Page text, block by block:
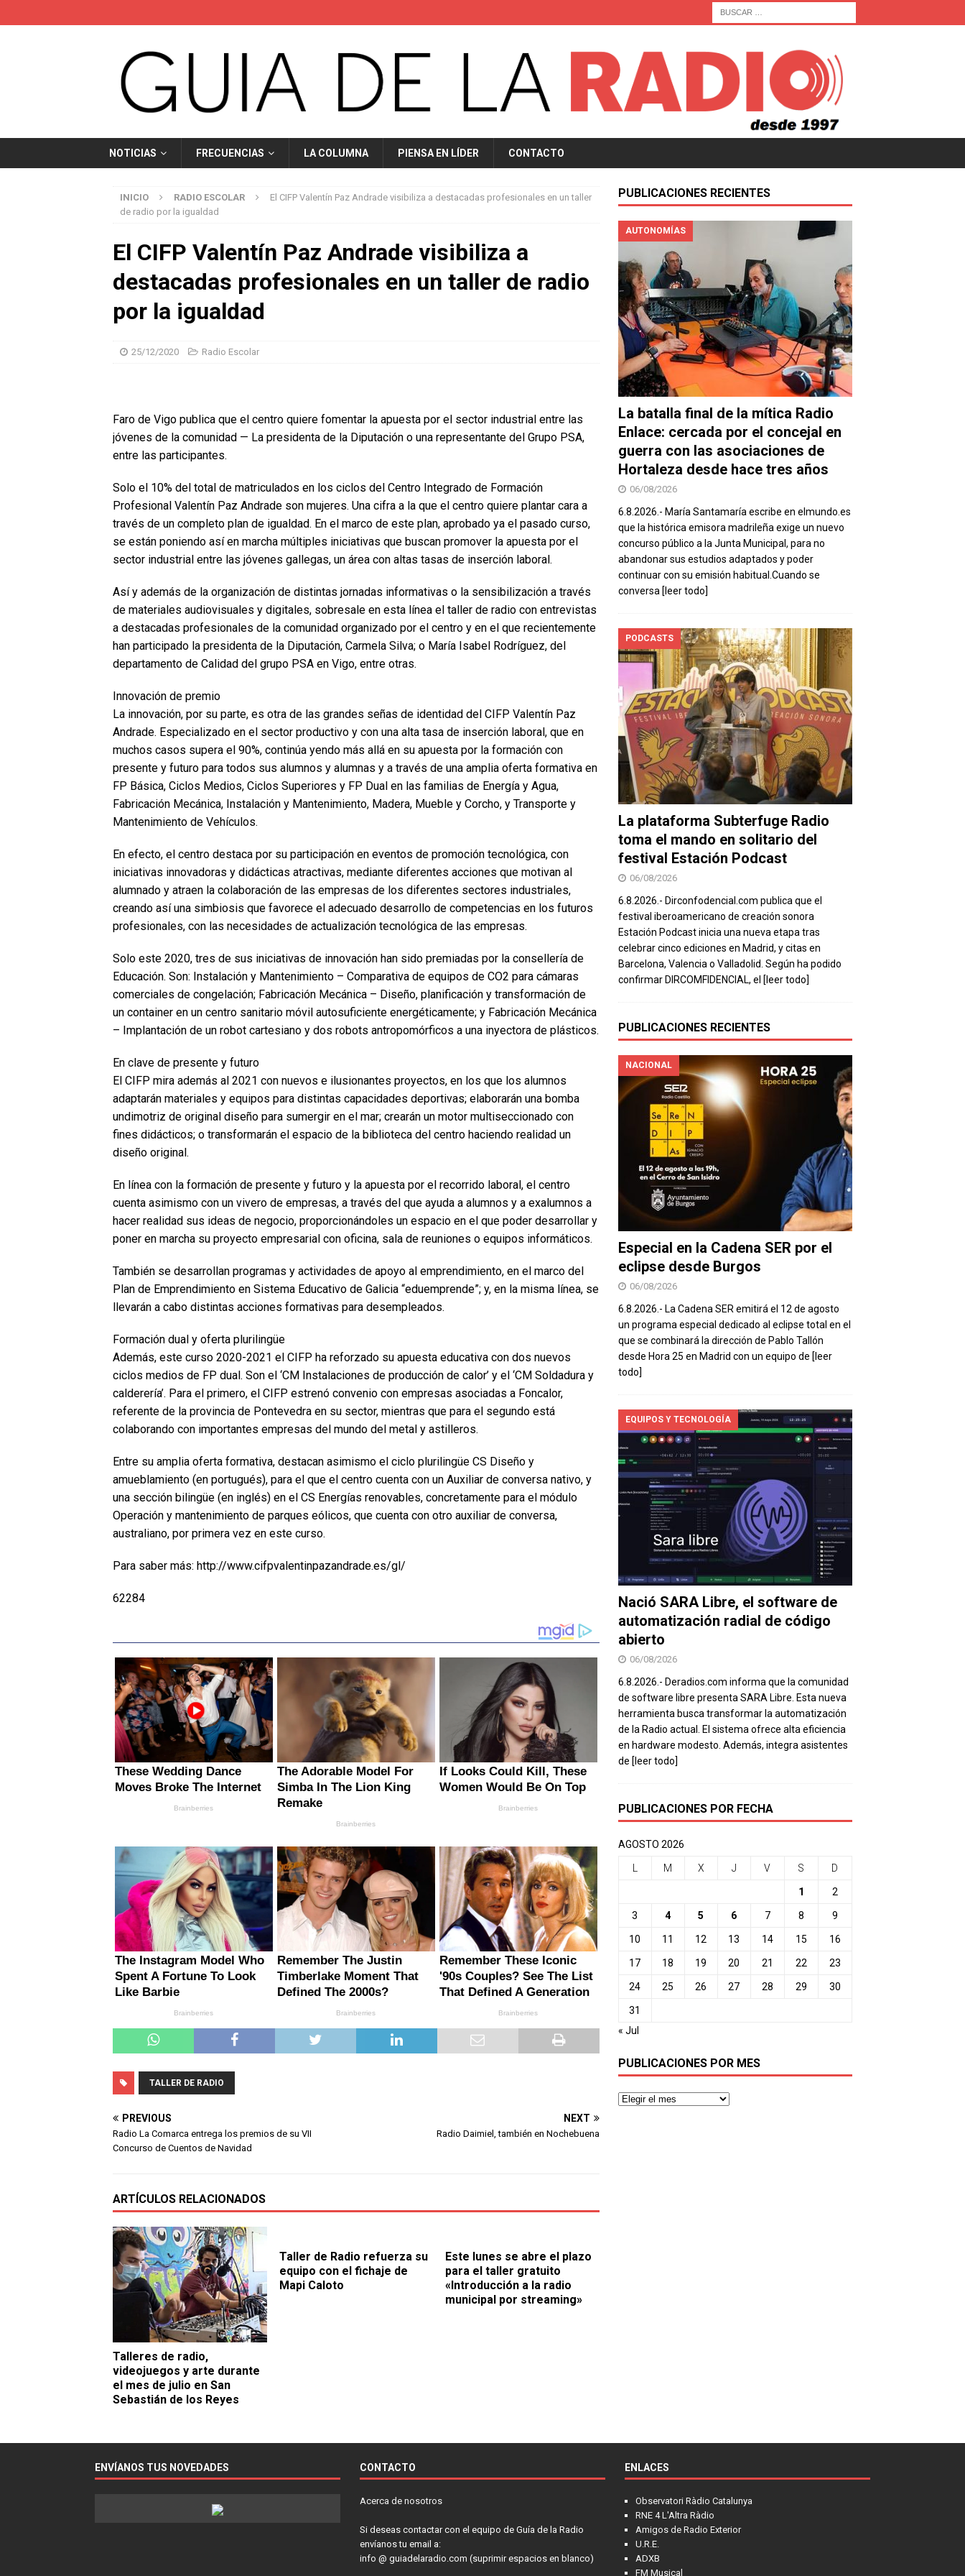
NOTICIAS FRECUENCIAS LA COLUMNA PIENSA EN LÍDER CONTACTO
INICIO RADIO ESCOLAR
El CIFP Valentín Paz Andrade visibiliza a destacadas profesionales en un taller
de radio por la igualdad
El CIFP Valentín Paz Andrade visibiliza a
destacadas profesionales en un taller de radio
por la igualdad
25/12/2020 Radio Escolar
Faro de Vigo publica que el centro quiere fomentar la apuesta por el sector industrial entre las
jóvenes de la comunidad — La presidenta de la Diputación o una representante del Grupo PSA,
entre las participantes.
Solo el 10% del total de matriculados en los ciclos del Centro Integrado de Formación
Profesional Valentín Paz Andrade son mujeres. Una cifra a la que el centro quiere plantar cara a
través de un completo plan de igualdad. En el marco de este plan, aprobado ya el pasado curso,
se están poniendo así en marcha múltiples iniciativas que buscan promover la apuesta por el
sector industrial entre las jóvenes gallegas, un área con altas tasas de inserción laboral.
Así y además de la organización de distintas jornadas informativas o la sensibilización a través
de materiales audiovisuales y digitales, sobresale en esta línea el taller de radio con entrevistas
a destacadas profesionales de la comunidad organizado por el centro y en el que recientemente
han participado la presidenta de la Diputación, Carmela Silva; o María Isabel Rodríguez, del
departamento de Calidad del grupo PSA en Vigo, entre otras.
Innovación de premio
La innovación, por su parte, es otra de las grandes señas de identidad del CIFP Valentín Paz
Andrade. Especializado en el sector productivo y con una alta tasa de inserción laboral, que en
muchos casos supera el 90%, continúa yendo más allá en su apuesta por la formación con
presente y futuro para todos sus alumnos y alumnas y a través de una amplia oferta formativa en
FP Básica, Ciclos Medios, Ciclos Superiores y FP Dual en las familias de Energía y Agua,
Fabricación Mecánica, Instalación y Mantenimiento, Madera, Mueble y Corcho, y Transporte y
Mantenimiento de Vehículos.
En efecto, el centro destaca por su participación en eventos de promoción tecnológica, con
iniciativas innovadoras y didácticas atractivas, mediante diferentes acciones que motivan al
alumnado y atraen la colaboración de las empresas de los diferentes sectores industriales,
creando así una simbiosis que favorece el adecuado desarrollo de competencias en los futuros
profesionales, con las necesidades de actualización tecnológica de las empresas.
Solo este 2020, tres de sus iniciativas de innovación han sido premiadas por la consellería de
Educación. Son: Instalación y Mantenimiento – Comparativa de equipos de CO2 para cámaras
comerciales de congelación; Fabricación Mecánica – Diseño, planificación y transformación de
un container en un centro sanitario móvil autosuficiente energéticamente; y Fabricación Mecánica
– Implantación de un robot cartesiano y dos robots antropomórficos a una inyectora de plásticos.
En clave de presente y futuro
El CIFP mira además al 2021 con nuevos e ilusionantes proyectos, en los que los alumnos
adaptarán materiales y equipos para distintas capacidades deportivas; elaborarán una bomba
undimotriz de original diseño para sumergir en el mar; crearán un motor multiseccionado con
fines didácticos; o transformarán el espacio de la biblioteca del centro haciendo realidad un
diseño original.
En línea con la formación de presente y futuro y la apuesta por el recorrido laboral, el centro
cuenta asimismo con un vivero de empresas, a través del que ayuda a alumnos y a exalumnos a
hacer realidad sus ideas de negocio, proporcionándoles un espacio en el que poder desarrollar y
poner en marcha su proyecto empresarial con oficina, sala de reuniones o equipos informáticos.
También se desarrollan programas y actividades de apoyo al emprendimiento, en el marco del
Plan de Emprendimiento en Sistema Educativo de Galicia “eduemprende”; y, en la misma línea, se
llevarán a cabo distintas acciones formativas para desempleados.
Formación dual y oferta plurilingüe
Además, este curso 2020-2021 el CIFP ha reforzado su apuesta educativa con dos nuevos
ciclos medios de FP dual. Son el ‘CM Instalaciones de producción de calor’ y el ‘CM Soldadura y
calderería’. Para el primero, el CIFP estrenó convenio con empresas asociadas a Foncalor,
referente de la provincia de Pontevedra en su sector, mientras que para el segundo está
colaborando con importantes empresas del mundo del metal y astilleros.
Entre su amplia oferta formativa, destacan asimismo el ciclo plurilingüe CS Diseño y
amueblamiento (en portugués), para el que el centro cuenta con un Auxiliar de conversa nativo, y
una sección bilingüe (en inglés) en el CS Energías renovables, concretamente para el módulo
Operación y mantenimiento de parques eólicos, que cuenta con otro auxiliar de conversa,
australiano, por primera vez en este curso.
Para saber más: http://www.cifpvalentinpazandrade.es/gl/
62284
TALLER DE RADIO
PREVIOUS
Radio La Comarca entrega los premios de su VII
Concurso de Cuentos de Navidad
NEXT
Radio Daimiel, también en Nochebuena
ARTÍCULOS RELACIONADOS
Talleres de radio,
videojuegos y arte durante
el mes de julio en San
Sebastián de los Reyes
Taller de Radio refuerza su
equipo con el fichaje de
Mapi Caloto
Este lunes se abre el plazo
para el taller gratuito
«Introducción a la radio
municipal por streaming»
PUBLICACIONES RECIENTES
AUTONOMÍAS
La batalla final de la mítica Radio
Enlace: cercada por el concejal en
guerra con las asociaciones de
Hortaleza desde hace tres años
06/08/2026
6.8.2026.- María Santamaría escribe en elmundo.es
que la histórica emisora madrileña exige un nuevo
concurso público a la Junta Municipal, para no
abandonar sus estudios adaptados y poder
continuar con su emisión habitual.Cuando se
conversa [leer todo]
PODCASTS
La plataforma Subterfuge Radio
toma el mando en solitario del
festival Estación Podcast
06/08/2026
6.8.2026.- Dirconfodencial.com publica que el
festival iberoamericano de creación sonora
Estación Podcast inicia una nueva etapa tras
celebrar cinco ediciones en Madrid, y citas en
Barcelona, Valencia o Valladolid. Según ha podido
confirmar DIRCOMFIDENCIAL, el [leer todo]
PUBLICACIONES RECIENTES
NACIONAL
Especial en la Cadena SER por el
eclipse desde Burgos
06/08/2026
6.8.2026.- La Cadena SER emitirá el 12 de agosto
un programa especial dedicado al eclipse total en el
que se combinará la dirección de Pablo Tallón
desde Hora 25 en Madrid con un equipo de [leer
todo]
EQUIPOS Y TECNOLOGÍA
Nació SARA Libre, el software de
automatización radial de código
abierto
06/08/2026
6.8.2026.- Deradios.com informa que la comunidad
de software libre presenta SARA Libre. Esta nueva
herramienta busca transformar la automatización
de la Radio actual. El sistema ofrece alta eficiencia
en hardware modesto. Además, integra asistentes
de [leer todo]
PUBLICACIONES POR FECHA
AGOSTO 2026
L M X J V S D
1 2
3 4 5 6 7 8 9
10 11 12 13 14 15 16
17 18 19 20 21 22 23
24 25 26 27 28 29 30
31
« Jul
PUBLICACIONES POR MES
ENVÍANOS TUS NOVEDADES CONTACTO
Acerca de nosotros
Si deseas contactar con el equipo de Guía de la Radio
envíanos tu email a:
info @ guiadelaradio.com (suprimir espacios en blanco)
ENLACES
Observatori Ràdio Catalunya
RNE 4 L'Altra Ràdio
Amigos de Radio Exterior
U.R.E.
ADXB
FM Musical